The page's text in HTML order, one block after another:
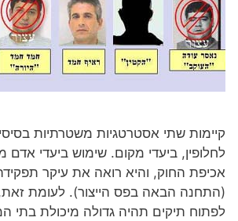
קיימות שתי אסטרטגיות משטרתיות
לחלופין, ביעדי מקום. שימוש ביעדי
אכיפת החוק, והיא רואה את עיקר
(התחנה הבאה בפס הייצור). לעומת
לפתוח תיקים תהיה גדולה מיכולת